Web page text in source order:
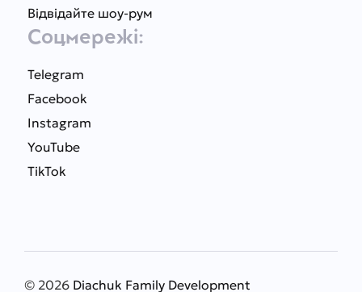
Відвідайте шоу-рум
Соцмережі:
Telegram
Facebook
Instagram
YouTube
TikTok
© 2026 Diachuk Family Development